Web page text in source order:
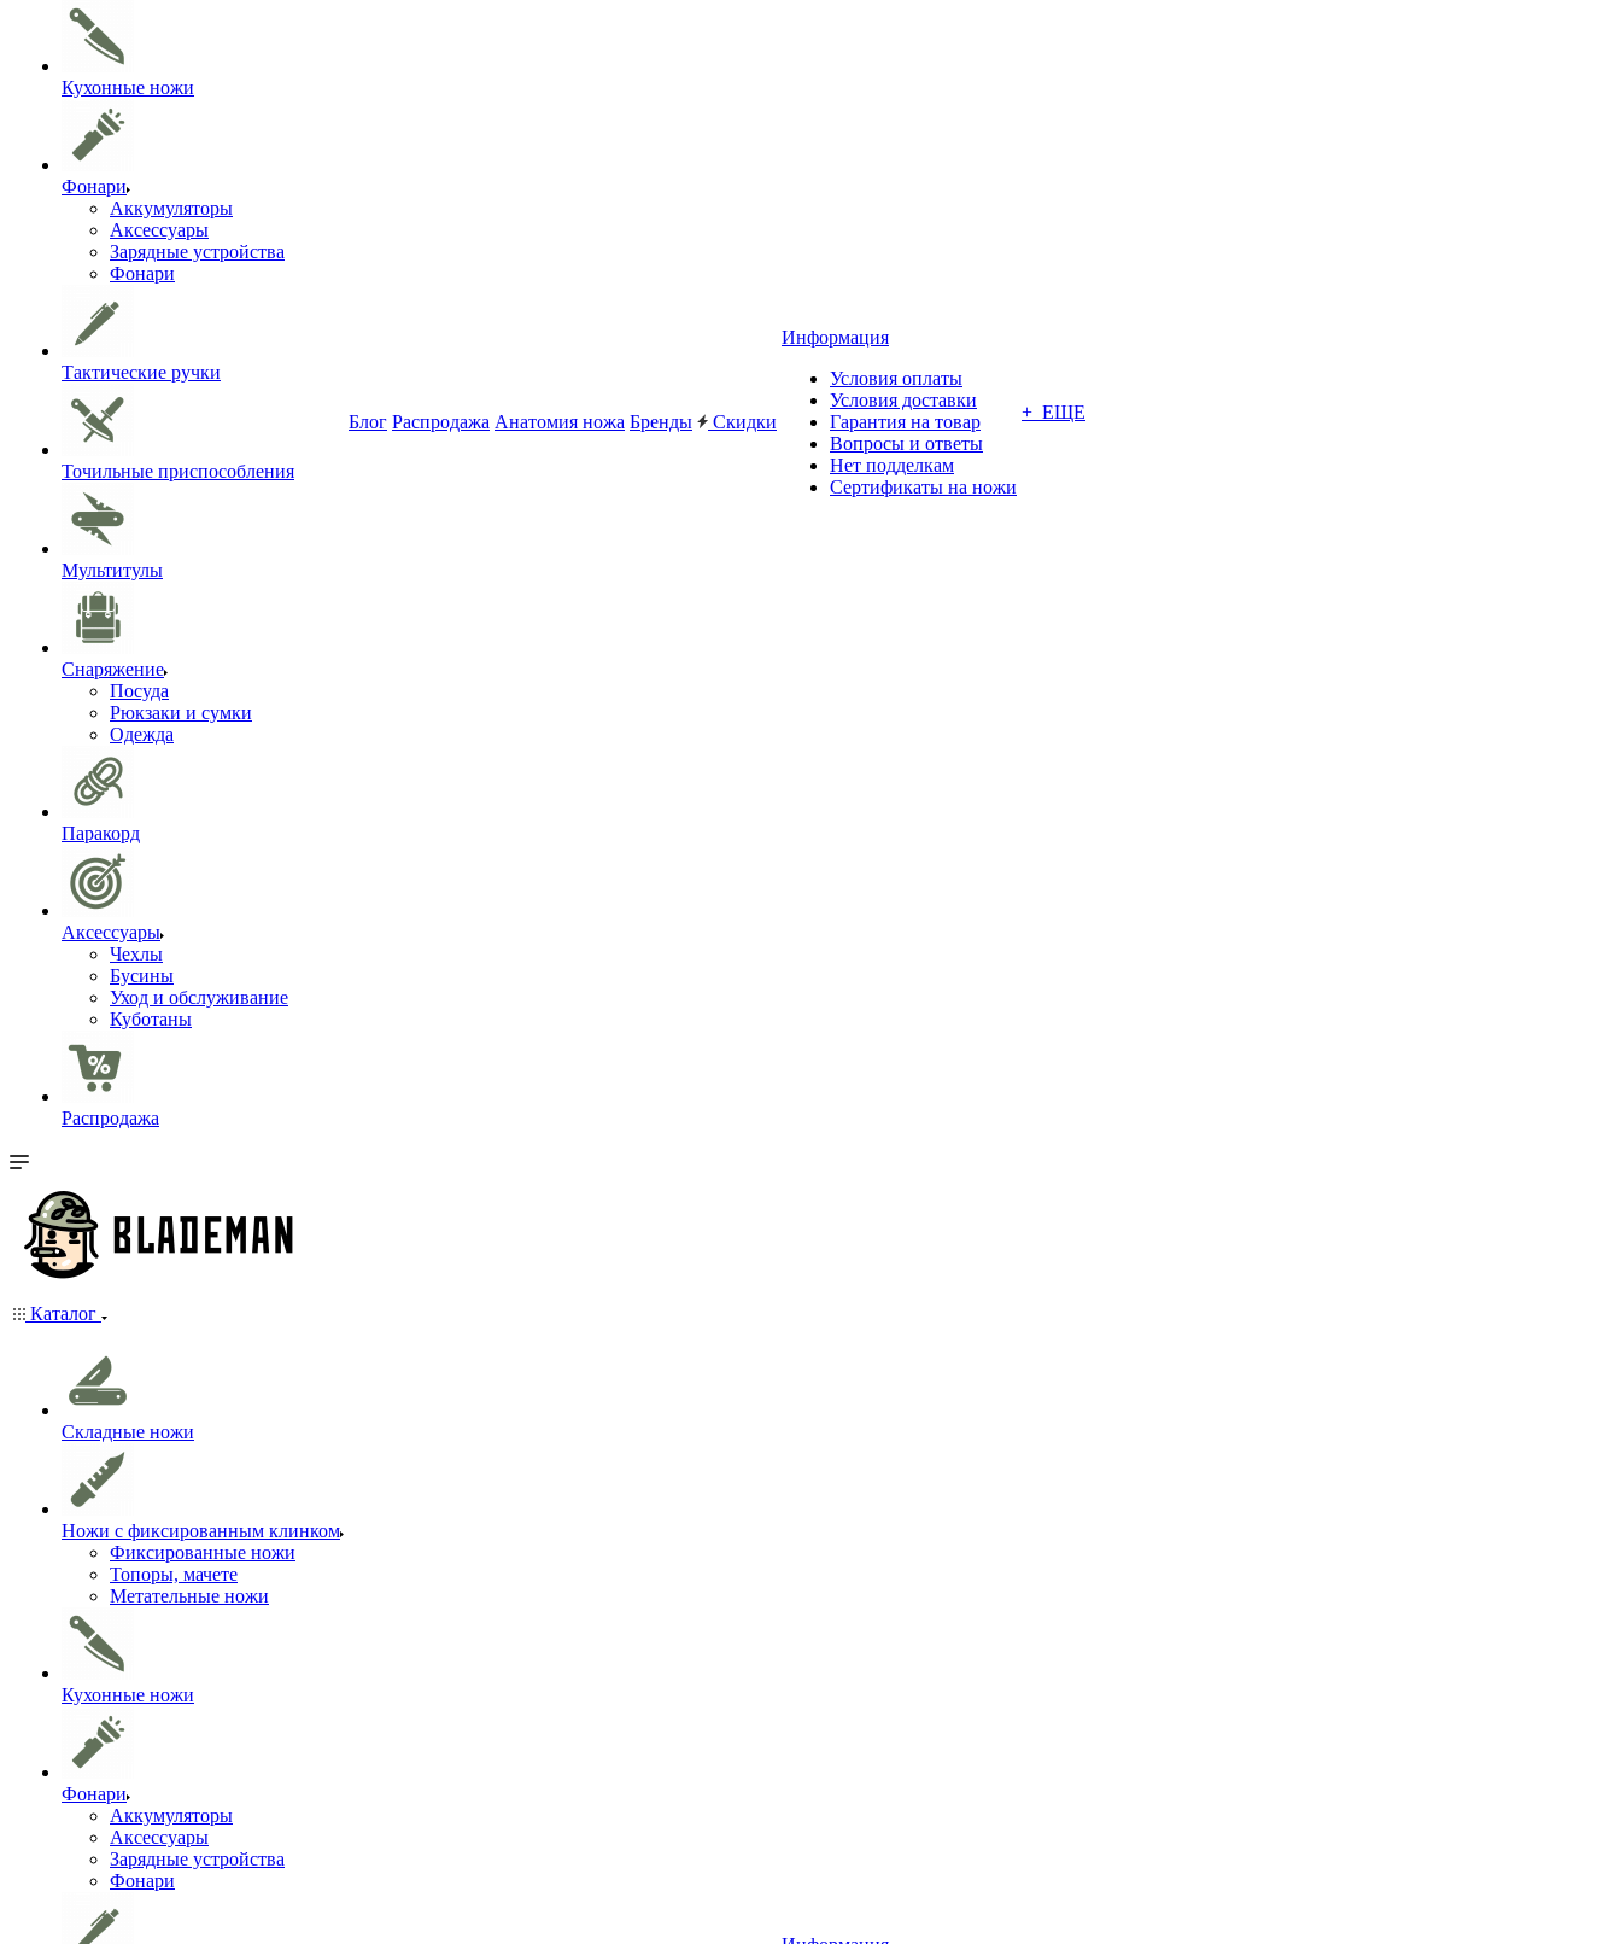
Кухонные ножи
Фонари
Аккумуляторы
Аксессуары
Зарядные устройства
Фонари
Тактические ручки
Точильные приспособления
Мультитулы
Снаряжение
Посуда
Рюкзаки и сумки
Одежда
Паракорд
Аксессуары
Чехлы
Бусины
Уход и обслуживание
Куботаны
Распродажа
Блог Распродажа Анатомия ножа Бренды Скидки
Информация
Условия оплаты
Условия доставки
Гарантия на товар
Вопросы и ответы
Нет подделкам
Сертификаты на ножи
+ ЕЩЕ
Каталог
Складные ножи
Ножи с фиксированным клинком
Фиксированные ножи
Топоры, мачете
Метательные ножи
Кухонные ножи
Фонари
Аккумуляторы
Аксессуары
Зарядные устройства
Фонари